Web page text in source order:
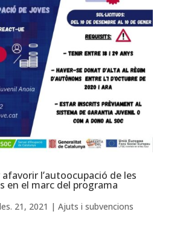
l’autoocupació de les
en el marc del programa
21, 2021 | Ajuts i subvencions